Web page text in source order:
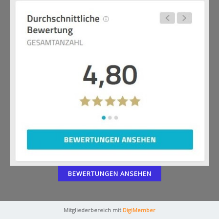
BEWERTUNGEN ANSEHEN
Mitgliederbereich mit DigiMember